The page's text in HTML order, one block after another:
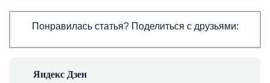
Понравилась статья? Поделиться с друзьями: